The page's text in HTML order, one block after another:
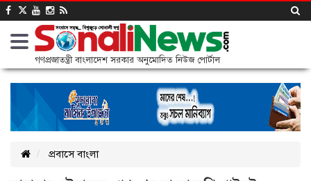
গণপ্রজাতন্ত্রী বাংলাদেশ সরকার অনুমোদিত নিউজ পোর্টাল
প্রবাসে বাংলা